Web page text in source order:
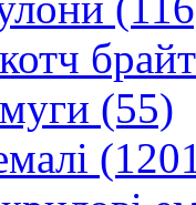
(55)